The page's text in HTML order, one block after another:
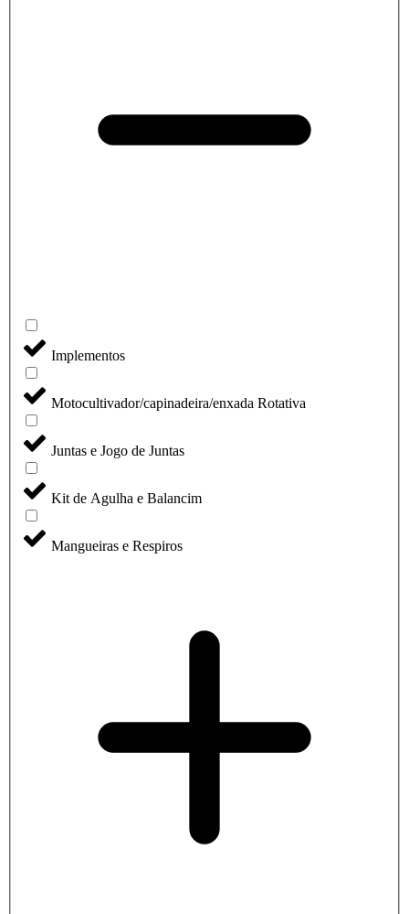
Implementos
Motocultivador/capinadeira/enxada Rotativa
Juntas e Jogo de Juntas
Kit de Agulha e Balancim
Mangueiras e Respiros